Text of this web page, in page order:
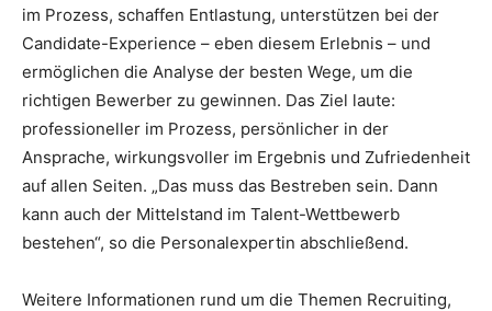
im Prozess, schaffen Entlastung, unterstützen bei der
Candidate-Experience – eben diesem Erlebnis – und
ermöglichen die Analyse der besten Wege, um die
richtigen Bewerber zu gewinnen. Das Ziel laute:
professioneller im Prozess, persönlicher in der
Ansprache, wirkungsvoller im Ergebnis und Zufriedenheit
auf allen Seiten. „Das muss das Bestreben sein. Dann
kann auch der Mittelstand im Talent-Wettbewerb
bestehen“, so die Personalexpertin abschließend.
Weitere Informationen rund um die Themen Recruiting,